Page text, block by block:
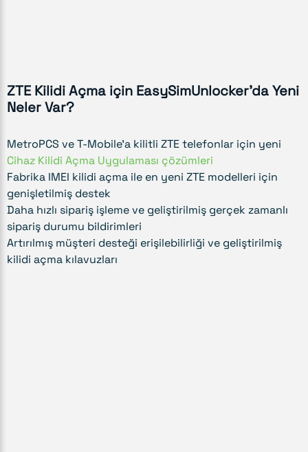
ZTE Kilidi Açma için EasySimUnlocker'da Yeni
Neler Var?
MetroPCS ve T-Mobile'a kilitli ZTE telefonlar için yeni
Cihaz Kilidi Açma Uygulaması çözümleri
Fabrika IMEI kilidi açma ile en yeni ZTE modelleri için
genişletilmiş destek
Daha hızlı sipariş işleme ve geliştirilmiş gerçek zamanlı
sipariş durumu bildirimleri
Artırılmış müşteri desteği erişilebilirliği ve geliştirilmiş
kilidi açma kılavuzları